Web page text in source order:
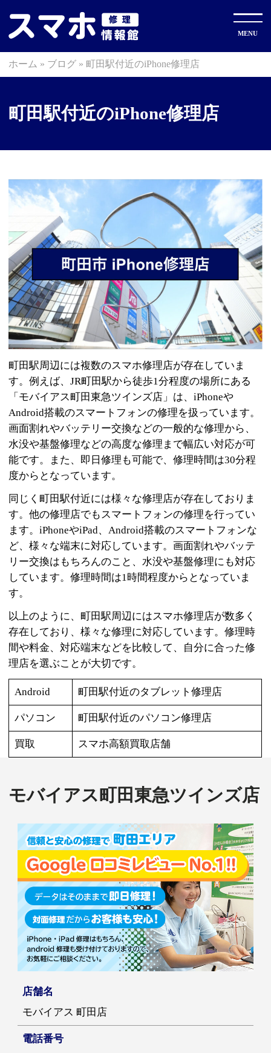
ホーム » ブログ » 町田駅付近のiPhone修理店
町田駅付近のiPhone修理店
町田駅周辺には複数のスマホ修理店が存在していま
す。例えば、JR町田駅から徒歩1分程度の場所にある
「モバイアス町田東急ツインズ店」は、iPhoneや
Android搭載のスマートフォンの修理を扱っています。
画面割れやバッテリー交換などの一般的な修理から、
水没や基盤修理などの高度な修理まで幅広い対応が可
能です。また、即日修理も可能で、修理時間は30分程
度からとなっています。
同じく町田駅付近には様々な修理店が存在しておりま
す。他の修理店でもスマートフォンの修理を行ってい
ます。iPhoneやiPad、Android搭載のスマートフォンな
ど、様々な端末に対応しています。画面割れやバッテ
リー交換はもちろんのこと、水没や基盤修理にも対応
しています。修理時間は1時間程度からとなっていま
す。
以上のように、町田駅周辺にはスマホ修理店が数多く
存在しており、様々な修理に対応しています。修理時
間や料金、対応端末などを比較して、自分に合った修
理店を選ぶことが大切です。
Android 町田駅付近のタブレット修理店
パソコン 町田駅付近のパソコン修理店
買取 スマホ高額買取店舗
モバイアス町田東急ツインズ店
店舗名
モバイアス 町田店
電話番号